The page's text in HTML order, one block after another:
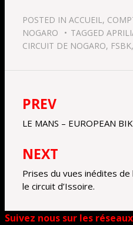
POSTED IN ACCUEIL ,
NOGARO
TAGGED
CIRCUIT DE NOGARO, FSBK,
Navigation
de
l’article
PREV
LE MANS – EUROPEAN
NEXT
Prises du vues inédites de
le circuit d’Issoire.
Suivez nous sur les